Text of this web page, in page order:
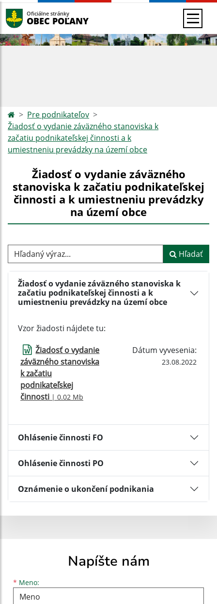
Oficiálne stránky
OBEC POĽANY
Pre podnikateľov
Žiadosť o vydanie záväzného stanoviska k
začatiu podnikateľskej činnosti a k
umiestneniu prevádzky na území obce
Žiadosť o vydanie záväzného
stanoviska k začatiu podnikateľskej
činnosti a k umiestneniu prevádzky
na území obce
Hľadaný výraz... Hľadať
Žiadosť o vydanie záväzného stanoviska k
začatiu podnikateľskej činnosti a k
umiestneniu prevádzky na území obce
Vzor žiadosti nájdete tu:
Žiadosť o vydanie
záväzného stanoviska
k začatiu
podnikateľskej
činnosti | 0.02 Mb
Dátum vyvesenia:
23.08.2022
Ohlásenie činnosti FO
Ohlásenie činnosti PO
Oznámenie o ukončení podnikania
Napíšte nám
* Meno:
Meno
Priezvisko
E-mailová adresa